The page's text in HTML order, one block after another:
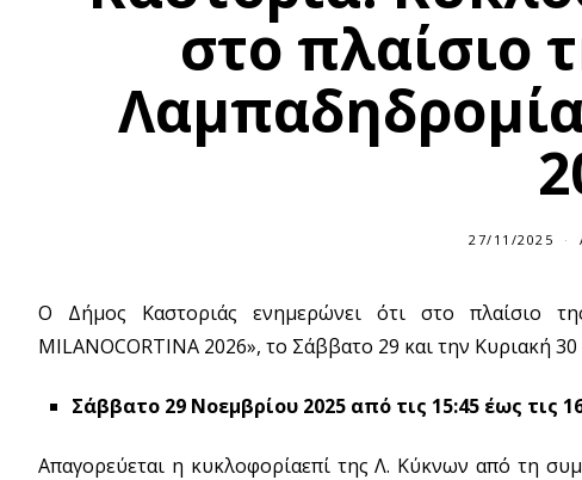
στο πλαίσιο
27/11/2025
Ο Δήμος Καστοριάς ενημερώνει ότι στο πλαίσιο
MILANOCORTINA 2026», το Σάββατο 29 και την Κυριακή
Σάββατο 29 Νοεμβρίου 2025 από τις 15:45 έως τις
Απαγορεύεται η κυκλοφορίαεπί της Λ. Κύκνων από τη